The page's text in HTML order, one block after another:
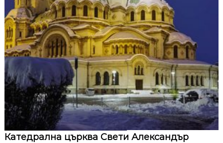
Катедрална църква Свети Александър